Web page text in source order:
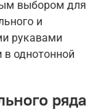
выбором для
и
рукавами
однотонной
ряда